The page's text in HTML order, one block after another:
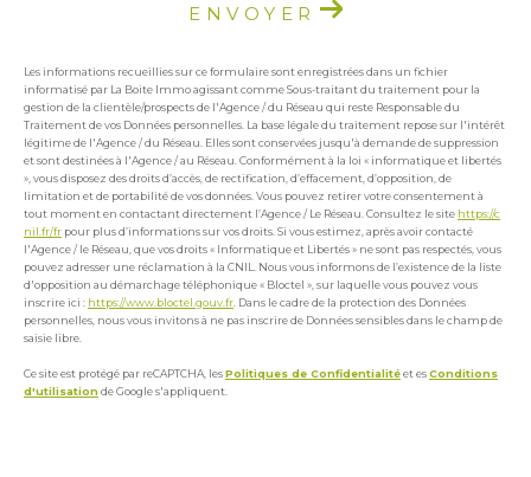
ENVOYER
Les informations recueillies sur ce formulaire sont enregistrées dans un fichier
informatisé par La Boite Immo agissant comme Sous-traitant du traitement pour la
gestion de la clientèle/prospects de l'Agence / du Réseau qui reste Responsable du
Traitement de vos Données personnelles. La base légale du traitement repose sur l'intérêt
légitime de l'Agence / du Réseau. Elles sont conservées jusqu'à demande de suppression
et sont destinées à l'Agence / au Réseau. Conformément à la loi « informatique et libertés
», vous disposez des droits d’accès, de rectification, d’effacement, d’opposition, de
limitation et de portabilité de vos données. Vous pouvez retirer votre consentement à
tout moment en contactant directement l’Agence / Le Réseau. Consultez le site https://c
nil.fr/fr pour plus d’informations sur vos droits. Si vous estimez, après avoir contacté
l'Agence / le Réseau, que vos droits « Informatique et Libertés » ne sont pas respectés, vous
pouvez adresser une réclamation à la CNIL. Nous vous informons de l’existence de la liste
d'opposition au démarchage téléphonique « Bloctel », sur laquelle vous pouvez vous
inscrire ici : https://www.bloctel.gouv.fr . Dans le cadre de la protection des Données
personnelles, nous vous invitons à ne pas inscrire de Données sensibles dans le champ de
saisie libre.
Ce site est protégé par reCAPTCHA, lesPolitiques de Confidentialitéet esConditions
d'utilisationde Google s'appliquent.